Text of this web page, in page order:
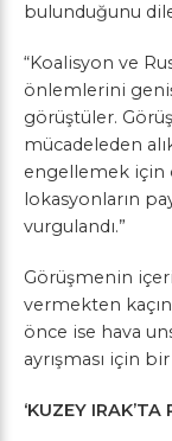
bulunduğunu
“Koalisyon ve
önlemlerini
görüştüler.
mücadeleden
engellemek için
lokasyonların
vurgulandı.”
Görüşmenin
vermekten
önce ise hava
ayrışması için
‘KUZEY